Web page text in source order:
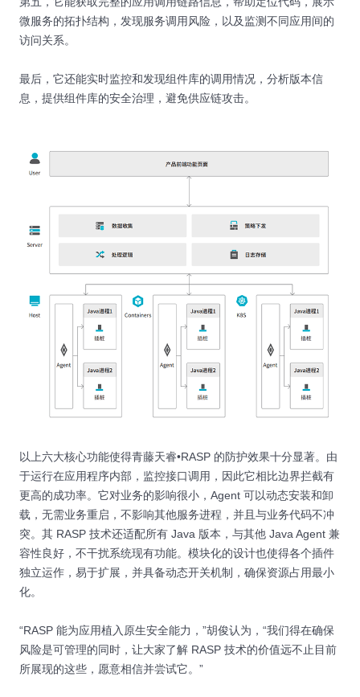
微服务的拓扑结构，发现服务调用风险，以及监测不同应用间的
访问关系。
最后，它还能实时监控和发现组件库的调用情况，分析版本信
息，提供组件库的安全治理，避免供应链攻击。
以上六大核心功能使得青藤天睿•RASP 的防护效果十分显著。由
于运行在应用程序内部，监控接口调用，因此它相比边界拦截有
更高的成功率。它对业务的影响很小，Agent 可以动态安装和卸
载，无需业务重启，不影响其他服务进程，并且与业务代码不冲
突。其 RASP 技术还适配所有 Java 版本，与其他 Java Agent 兼
容性良好，不干扰系统现有功能。模块化的设计也使得各个插件
独立运作，易于扩展，并具备动态开关机制，确保资源占用最小
化。
“RASP 能为应用植入原生安全能力，”胡俊认为，“我们得在确保
风险是可管理的同时，让大家了解 RASP 技术的价值远不止目前
所展现的这些，愿意相信并尝试它。”